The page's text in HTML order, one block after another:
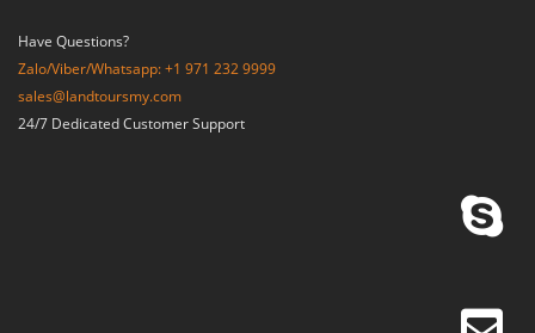
Have Questions?
Zalo/Viber/Whatsapp: +1 971 232 9999
sales@landtoursmy.com
24/7 Dedicated Customer Support